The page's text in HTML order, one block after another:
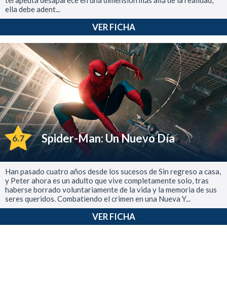
ella debe adent...
VER FICHA
6.7 Spider-Man: Un Nuevo Día
Han pasado cuatro años desde los sucesos de Sin regreso a casa,
y Peter ahora es un adulto que vive completamente solo, tras
haberse borrado voluntariamente de la vida y la memoria de sus
seres queridos. Combatiendo el crimen en una Nueva Y...
VER FICHA